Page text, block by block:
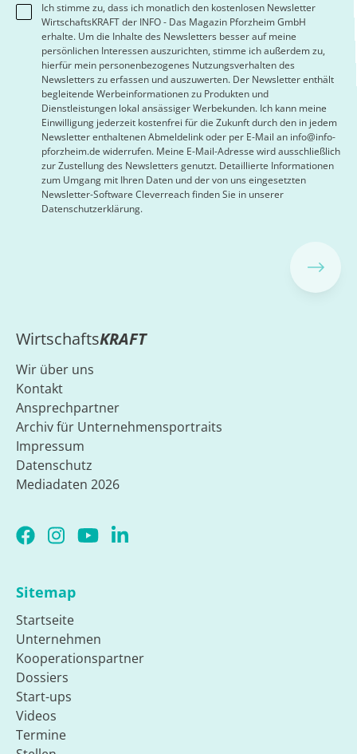
Ich stimme zu, dass ich monatlich den kostenlosen Newsletter
WirtschaftsKRAFT der INFO - Das Magazin Pforzheim GmbH
erhalte. Um die Inhalte des Newsletters besser auf meine
persönlichen Interessen auszurichten, stimme ich außerdem zu,
hierfür mein personenbezogenes Nutzungsverhalten des
Newsletters zu erfassen und auszuwerten. Der Newsletter enthält
begleitende Werbeinformationen zu Produkten und
Dienstleistungen lokal ansässiger Werbekunden. Ich kann meine
Einwilligung jederzeit kostenfrei für die Zukunft durch den in jedem
Newsletter enthaltenen Abmeldelink oder per E-Mail an info@info-
pforzheim.de widerrufen. Meine E-Mail-Adresse wird ausschließlich
zur Zustellung des Newsletters genutzt. Detaillierte Informationen
zum Umgang mit Ihren Daten und der von uns eingesetzten
Newsletter-Software Cleverreach finden Sie in unserer
Datenschutzerklärung.
WirtschaftsKRAFT
Wir über uns
Kontakt
Ansprechpartner
Archiv für Unternehmensportraits
Impressum
Datenschutz
Mediadaten 2026
Sitemap
Startseite
Unternehmen
Kooperationspartner
Dossiers
Start-ups
Videos
Termine